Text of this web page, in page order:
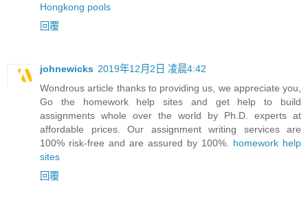
Hongkong pools
回覆
johnewicks 2019年12月2日 凌晨4:42
Wondrous article thanks to providing us, we appreciate you,
Go the homework help sites and get help to build
assignments whole over the world by Ph.D. experts at
affordable prices. Our assignment writing services are
100% risk-free and are assured by 100%. homework help
sites
回覆